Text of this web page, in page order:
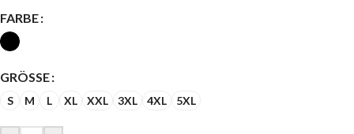
FARBE
GRÖSSE
S M L XL XXL 3XL 4XL 5XL